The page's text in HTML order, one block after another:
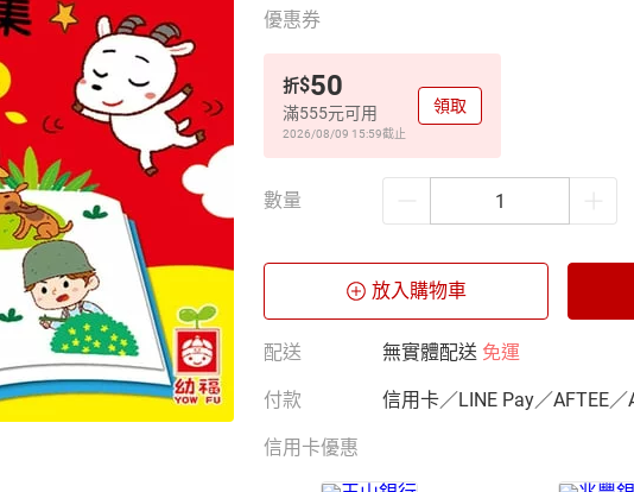
優惠券
折$50
滿555元可用
2026/08/09 15:59截止
領取
數量
放入購物車
配送 無實體配送 免運
付款 信用卡／LINE Pay／AFTEE／
信用卡優惠